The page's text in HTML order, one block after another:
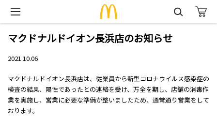
マクドナルドイオン長浜店のお知らせ
2021.10.06
マクドナルドイオン長浜店は、従業員から新型コロナウイルス感染症の
検査の結果、陽性であったとの連絡を受け、万全を期し、店舗の消毒作
業を実施し、営業に必要な準備が整いましたため、通常通り営業をして
おります。